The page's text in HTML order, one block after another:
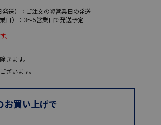
発送）：ご注文の翌営業日の発送
業日）：3～5営業日で発送予定
。
きます。
います。
買い上げで